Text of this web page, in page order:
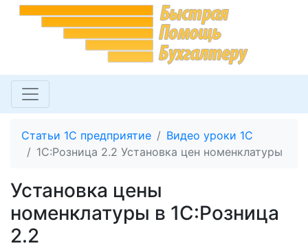
Статьи 1С предприятие
Видео уроки 1С
1С:Розница 2.2 Установка цен номенклатуры
Установка цены
номенклатуры в 1С:Розница
2.2